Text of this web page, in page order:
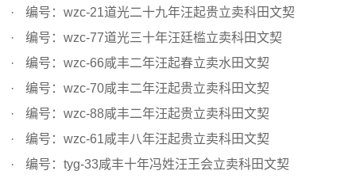
编号：wzc-21道光二十九年汪起贵立卖科田文契
编号：wzc-77道光三十年汪廷槛立卖科田文契
编号：wzc-66咸丰二年汪起春立卖水田文契
编号：wzc-70咸丰二年汪起贵立卖科田文契
编号：wzc-88咸丰二年汪起贵立卖科田文契
编号：wzc-61咸丰八年汪起贵立卖科田文契
编号：tyg-33咸丰十年冯姓汪王会立卖科田文契